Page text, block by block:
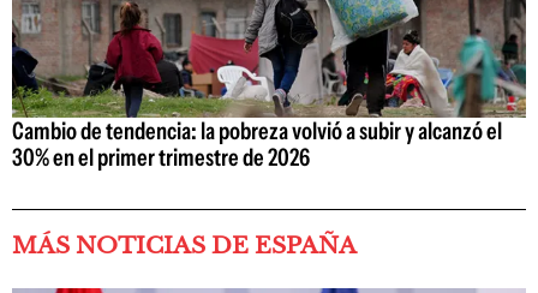
Cambio de tendencia: la pobreza volvió a subir y alcanzó el
30% en el primer trimestre de 2026
MÁS NOTICIAS DE ESPAÑA